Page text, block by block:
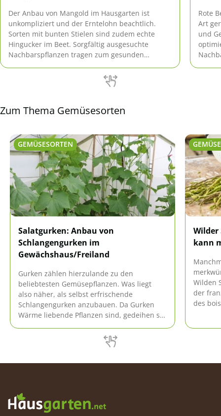
Der Anbau von Mangold im Hausgarten ist
unkompliziert und der Erntelohn beachtlich.
Sorten mit bunten Stielen sind zudem echte
Hingucker im Beet. Sorgfältig ausgesuchte
Nachbarspflanzen tragen zum gesunden
Rote
Art
und
Zum Thema Gemüsesorten
GEMÜSESORTEN
Salatgurken: Anbau von
Schlangengurken im
Gewächshaus/Freiland
Gurken zählen hierzulande zu den
beliebtesten Gemüsepflanzen. Was liegt
also näher, als selbst erfrischende
Schlangengurken anzubauen. Da Gurken
Wärme liebende Pflanzen sind, gedeihen sie
Gewächshaus hat, kann verschiedene
Sorten auch im Freiland kultivieren. Was Sie
Wilder
kann
Wilden
der
des